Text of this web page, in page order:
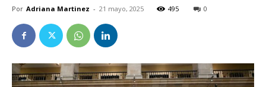
Por Adriana Martinez - 21 mayo, 2025 495 0